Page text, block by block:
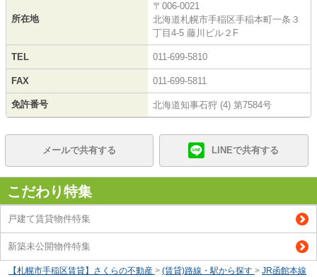
所在地
〒006-0021
北海道札幌市手稲区手稲本町一条３
丁目4-5 藤川ビル２F
TEL 011-699-5810
FAX 011-699-5811
免許番号 北海道知事石狩 (4) 第7584号
メールで共有する LINEで共有する
こだわり特集
戸建て賃貸物件特集
新築未公開物件特集
【札幌市手稲区賃貸】さくらの不動産 > (賃貸)路線・駅から探す > JR函館本線